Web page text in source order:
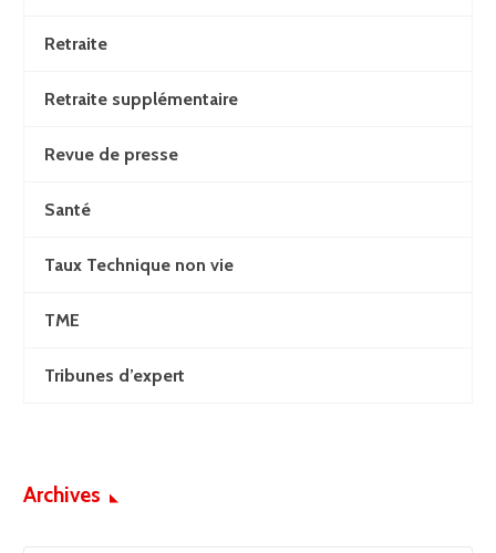
Retraite
Retraite supplémentaire
Revue de presse
Santé
Taux Technique non vie
TME
Tribunes d’expert
Archives